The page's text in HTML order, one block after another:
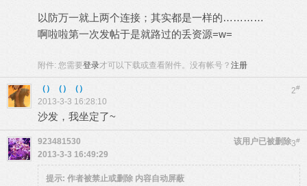
以防万一就上两个连接；其实都是一样的…………
啊啦啦第一次发帖于是就路过的丢资源=w=
附件: 您需要登录才可以下载或查看附件。没有帐号？ 注册
2#
（）（）（）
2013-3-3 16:28:10
沙发，我坐定了~
3#
923481530
该用户已被删除
2013-3-3 16:49:29
提示: 作者被禁止或删除 内容自动屏蔽